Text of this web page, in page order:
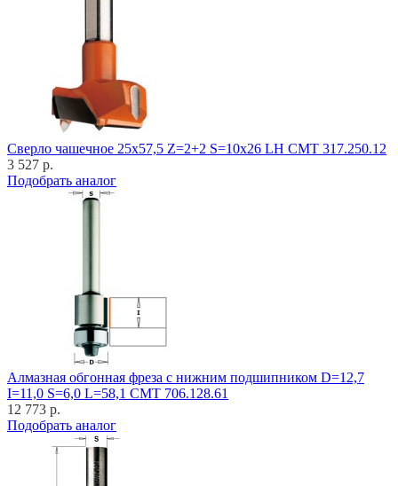
Cверло чашечное 25x57,5 Z=2+2 S=10x26 LH CMT 317.250.12
3 527 р.
Подобрать аналог
Алмазная обгонная фреза с нижним подшипником D=12,7
I=11,0 S=6,0 L=58,1 CMT 706.128.61
12 773 р.
Подобрать аналог